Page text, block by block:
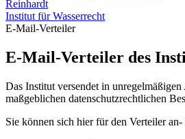
Reinhardt
Institut für Wasserrecht
E-Mail-Verteiler
E-Mail-Verteiler des
Das Institut versendet in
maßgeblichen datenschutzrechtlichen
Sie können sich hier für den Verteiler